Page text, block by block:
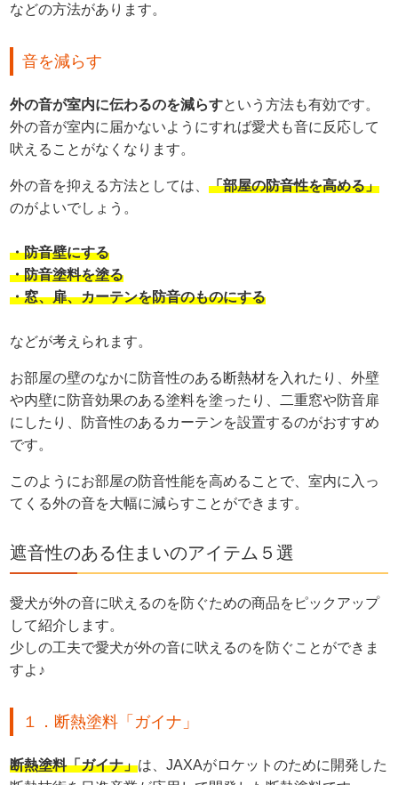
などの方法があります。
音を減らす
外の音が室内に伝わるのを減らすという方法も有効です。
外の音が室内に届かないようにすれば愛犬も音に反応して
吠えることがなくなります。
外の音を抑える方法としては、「部屋の防音性を高める」
のがよいでしょう。
・防音壁にする
・防音塗料を塗る
・窓、扉、カーテンを防音のものにする
などが考えられます。
お部屋の壁のなかに防音性のある断熱材を入れたり、外壁
や内壁に防音効果のある塗料を塗ったり、二重窓や防音扉
にしたり、防音性のあるカーテンを設置するのがおすすめ
です。
このようにお部屋の防音性能を高めることで、室内に入っ
てくる外の音を大幅に減らすことができます。
遮音性のある住まいのアイテム５選
愛犬が外の音に吠えるのを防ぐための商品をピックアップ
して紹介します。
少しの工夫で愛犬が外の音に吠えるのを防ぐことができま
すよ♪
１．断熱塗料「ガイナ」
断熱塗料「ガイナ」は、JAXAがロケットのために開発した